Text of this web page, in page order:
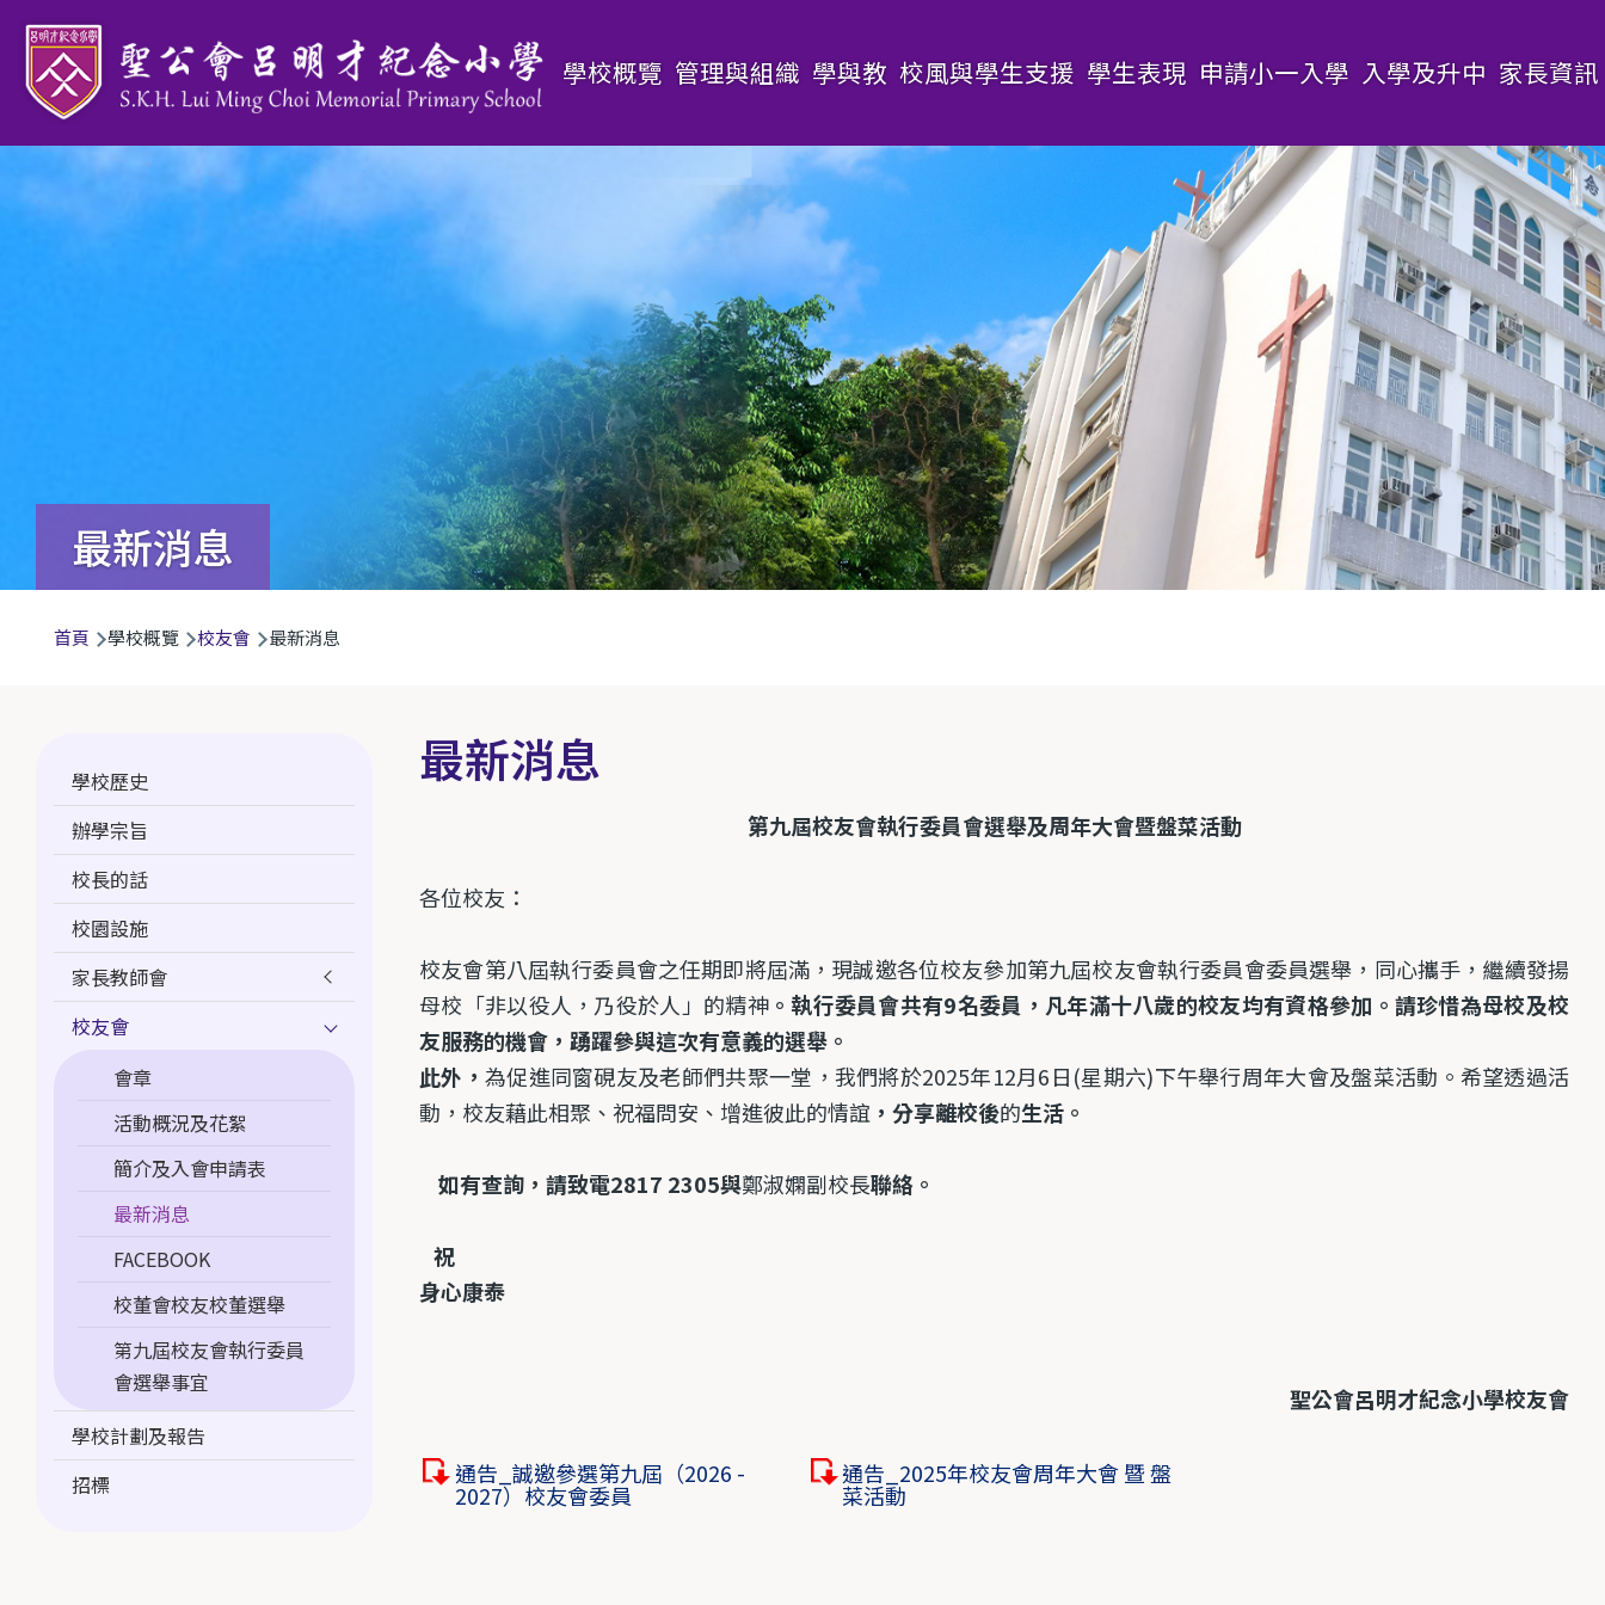
移至主內容 Main
navigation
學校概覽 管理與組織 學與教 校風與學生支援 學生表現 申請小一入學 入學及升中 家長資訊
最新消息
航
首頁 學校概覽 校友會 最新消息
最新消息
第九屆校友會執行委員會選舉及周年大會暨盤菜活動
各位校友：
校友會第八屆執行委員會之任期即將屆滿，現誠邀各位校友參加第九屆校友會執行委員會委員選舉，同心攜手，繼續發揚
母校「非以役人，乃役於人」的精神。執行委員會共有9名委員，凡年滿十八歲的校友均有資格參加。請珍惜為母校及校
友服務的機會，踴躍參與這次有意義的選舉。
此外， 為促進同窗硯友及老師們共聚一堂，我們將於2025年12月6日(星期六)下午舉行周年大會及盤菜活動。希望透過活
動，校友藉此相聚、祝福問安、增進彼此的情誼 ，分享離校後的生活。
如有查詢，請致電2817 2305與鄭淑嫻副校長聯絡。
祝
身心康泰
聖公會呂明才紀念小學校友會
通告_誠邀參選第九屆（2026 -
2027）校友會委員
通告_2025年校友會周年大會 暨 盤
菜活動
navigation
學校歷史
辦學宗旨
校長的話
校園設施
家長教師會
校友會
會章
活動概況及花絮
簡介及入會申請表
最新消息
FACEBOOK
校董會校友校董選舉
第九屆校友會執行委員
會選舉事宜
學校計劃及報告
招標